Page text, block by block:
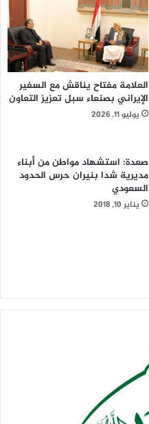
العلامة مفتاح يناقش مع السفير
الإيراني بصنعاء سبل تعزيز التعاون
يوليو 11, 2026
صعدة: استشهاد مواطن من أبناء
مديرية شدا بنيران حرس الحدود
السعودي
يناير 10, 2018